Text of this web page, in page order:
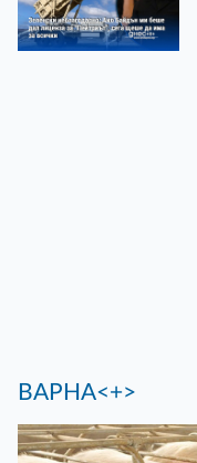
ВАРНА<+>